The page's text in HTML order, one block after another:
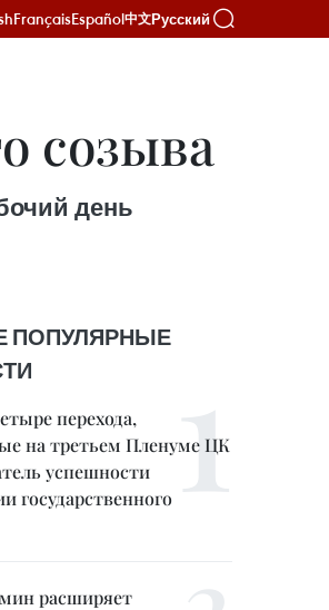
FrançaisEspañol中文Русский
созыва
день
ПОПУЛЯРНЫЕ
перехода,
на третьем Пленуме ЦК
успешности
государственного
расширяет